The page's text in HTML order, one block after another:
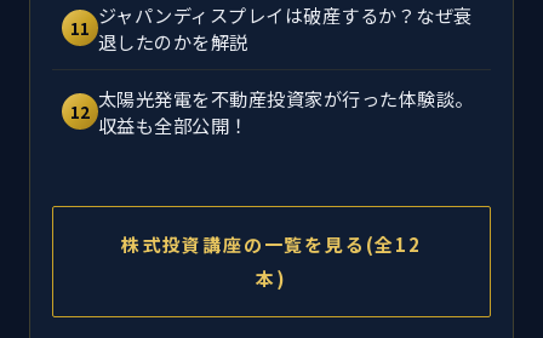
11 ジャパンディスプレイは破産するか？なぜ衰
退したのかを解説
12 太陽光発電を不動産投資家が行った体験談。
収益も全部公開！
株式投資講座の一覧を見る(全12
本)